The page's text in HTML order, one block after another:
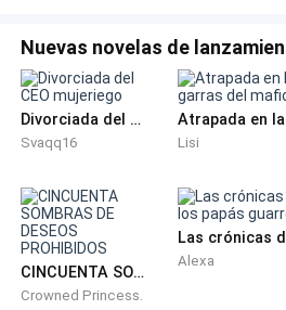
Nuevas novelas de
Divorciada del CEO mujeriego
Svaqq16 Lisi
CINCUENTA SOMBRAS DE DESEOS PROHIBIDOS
Crowned Princess.
Alexa